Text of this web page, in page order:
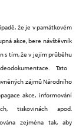
že je v památkovém
akce, bere návštěvník
s tím, že v jejímprůběhu
Tato
zájmů Národního
akce, informování
tiskovinách apod.
zejména tak, aby